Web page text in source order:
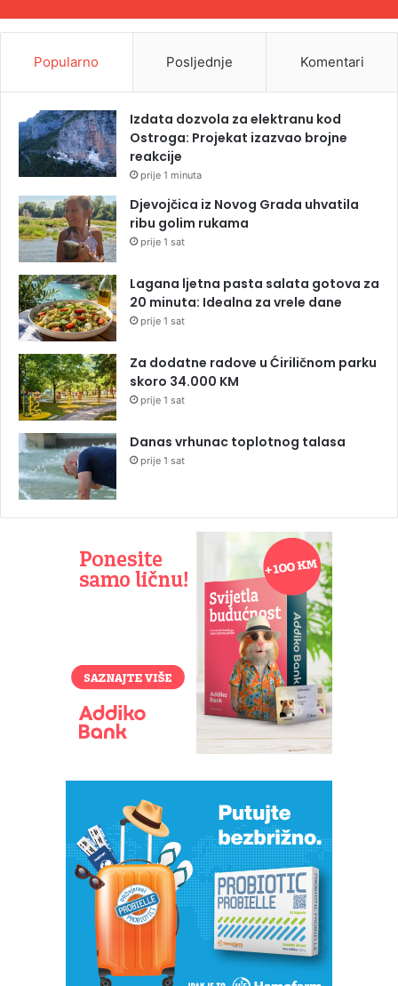
Popularno Posljednje Komentari
Izdata dozvola za elektranu kod
Ostroga: Projekat izazvao brojne
reakcije
prije 1 minuta
Djevojčica iz Novog Grada uhvatila
ribu golim rukama
prije 1 sat
Lagana ljetna pasta salata gotova za
20 minuta: Idealna za vrele dane
prije 1 sat
Za dodatne radove u Ćiriličnom parku
skoro 34.000 KM
prije 1 sat
Danas vrhunac toplotnog talasa
prije 1 sat